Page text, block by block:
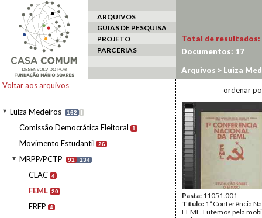
ARQUIVOS
GUIAS DE PESQUISA
PROJETO
PARCERIAS
Voltar aos arquivos
Luiza Medeiros 162 I
Comissão Democrática Eleitoral 1
Movimento Estudantil 26
MRPP/PCTP 91 134
CLAC 4
FEML 20
FREP 4
Total de resultados:
Documentos: 17
Arquivos > Luiza
ordenar
Pasta: 11051.001
Título: 1ª Conferência
FEML. Lutemos pela